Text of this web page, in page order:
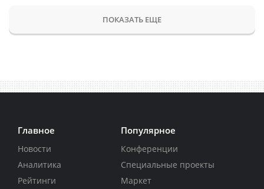
ПОКАЗАТЬ ЕЩЕ
Главное
Новости
Аналитика
Рейтинги
Популярное
Конференции
Специальные проекты
Маркет